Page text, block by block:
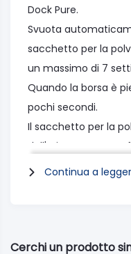
Dock Pure.
Svuota
sacchetto per la
un massimo di 7
Quando la borsa è
pochi secondi.
Il sacchetto per la
dell'aria, testato per
0,3 micron3,
lo sporco fine che
Continua a
Cerchi un prodotto